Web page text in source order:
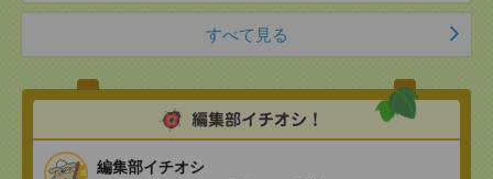
すべて見る
編集部イチオシ